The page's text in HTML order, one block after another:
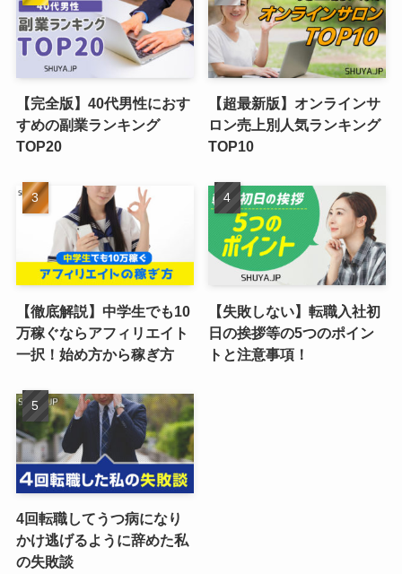
【完全版】40代男性におす
すめの副業ランキング
TOP20
【超最新版】オンラインサ
ロン売上別人気ランキング
TOP10
【徹底解説】中学生でも10
万稼ぐならアフィリエイト
一択！始め方から稼ぎ方
【失敗しない】転職入社初
日の挨拶等の5つのポイン
トと注意事項！
4回転職してうつ病になり
かけ逃げるように辞めた私
の失敗談